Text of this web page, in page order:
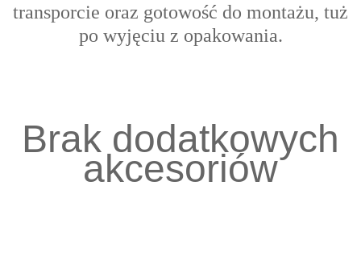
transporcie oraz gotowość do montażu, tuż
po wyjęciu z opakowania.
Brak dodatkowych
akcesoriów